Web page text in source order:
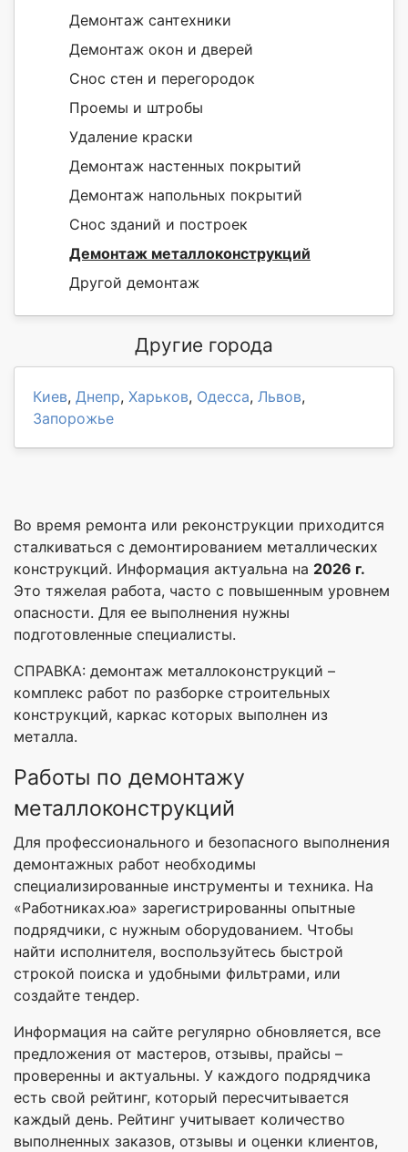
Демонтаж сантехники
Демонтаж окон и дверей
Снос стен и перегородок
Проемы и штробы
Удаление краски
Демонтаж настенных покрытий
Демонтаж напольных покрытий
Снос зданий и построек
Демонтаж металлоконструкций
Другой демонтаж
Другие города
Киев, Днепр, Харьков, Одесса, Львов,
Запорожье
Во время ремонта или реконструкции приходится
сталкиваться с демонтированием металлических
конструкций. Информация актуальна на 2026 г.
Это тяжелая работа, часто с повышенным уровнем
опасности. Для ее выполнения нужны
подготовленные специалисты.
СПРАВКА: демонтаж металлоконструкций –
комплекс работ по разборке строительных
конструкций, каркас которых выполнен из
металла.
Работы по демонтажу
металлоконструкций
Для профессионального и безопасного выполнения
демонтажных работ необходимы
специализированные инструменты и техника. На
«Работниках.юа» зарегистрированны опытные
подрядчики, с нужным оборудованием. Чтобы
найти исполнителя, воспользуйтесь быстрой
строкой поиска и удобными фильтрами, или
создайте тендер.
Информация на сайте регулярно обновляется, все
предложения от мастеров, отзывы, прайсы –
проверенны и актуальны. У каждого подрядчика
есть свой рейтинг, который пересчитывается
каждый день. Рейтинг учитывает количество
выполненных заказов, отзывы и оценки клиентов,